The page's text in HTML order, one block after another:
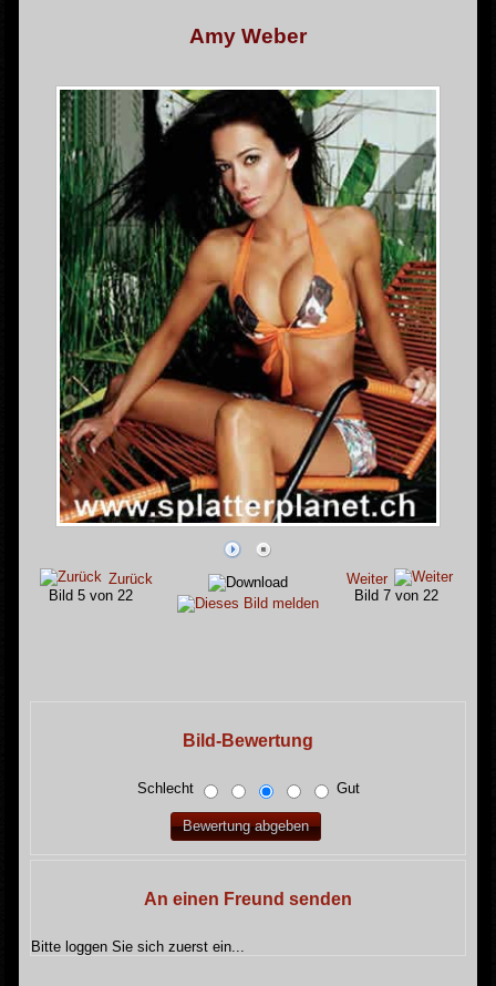
Amy Weber
Zurück
Bild 5 von 22
Weiter
Bild 7 von 22
Bild-Bewertung
Schlecht Gut
An einen Freund senden
Bitte loggen Sie sich zuerst ein...